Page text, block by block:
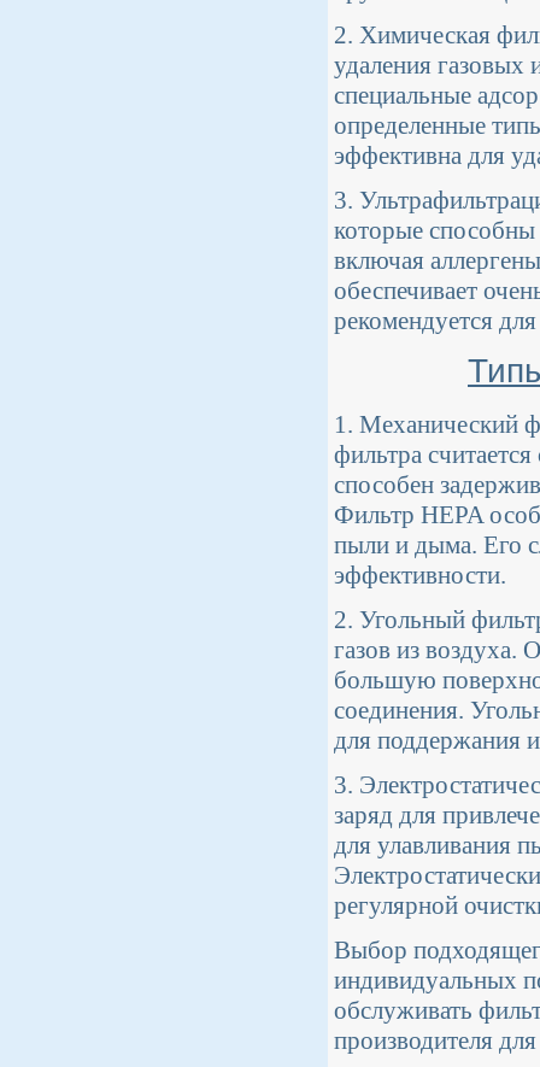
2. Химическая
удаления газовых
специальные
определенные
эффективна для
3.
которые способны
включая
обеспечивает
рекомендуется
1. Механический
фильтра
способен
Фильтр HEPA
пыли и дыма. Его
эффективности.
2. Угольный
газов из воздуха.
большую
соединения.
для поддержания
3.
заряд для
для улавливания
регулярной
Выбор
индивидуальных
обслуживать
производителя